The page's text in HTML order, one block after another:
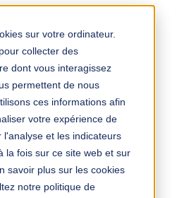
sur votre ordinateur.
collecter des
dont vous interagissez
permettent de nous
ces informations afin
votre expérience de
et les indicateurs
la fois sur ce site web et sur
savoir plus sur les cookies
notre politique de